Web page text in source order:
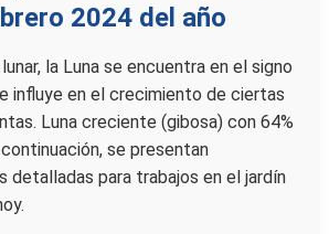
2024 del año
la Luna se encuentra en el signo
influye en el crecimiento de ciertas
Luna creciente (gibosa) con 64%
se presentan
detalladas para trabajos en el jardín